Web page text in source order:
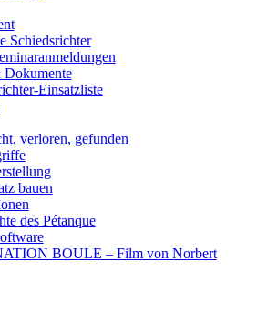
Schiedsrichter
Einsatzliste
verloren, gefunden
bauen
des Pétanque
BOULE – Film von Norbert